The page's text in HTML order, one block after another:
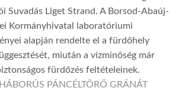
Suvadás Liget Strand. A Borsod-Abaúj-
Kormányhivatal laboratóriumi
alapján rendelte el a fürdőhely
miután a vízminőség már
fürdőzés feltételeinek.
PÁNCÉLTÖRŐ GRÁNÁT